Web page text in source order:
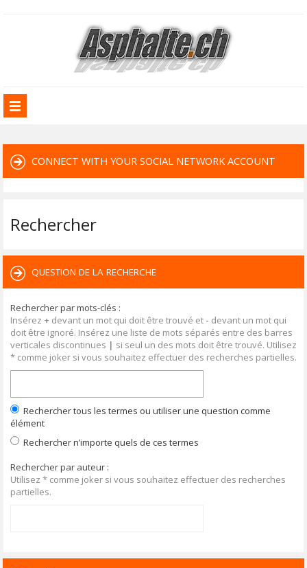
CONNECT WITH YOUR SOCIAL NETWORK ACCOUNT
Rechercher
QUESTION DE LA RECHERCHE
Rechercher par mots-clés :
Insérez + devant un mot qui doit être trouvé et - devant un mot qui
doit être ignoré. Insérez une liste de mots séparés entre des barres
verticales discontinues | si seul un des mots doit être trouvé. Utilisez
* comme joker si vous souhaitez effectuer des recherches partielles.
Rechercher tous les termes ou utiliser une question comme
élément
Rechercher n’importe quels de ces termes
Rechercher par auteur :
Utilisez * comme joker si vous souhaitez effectuer des recherches
partielles.